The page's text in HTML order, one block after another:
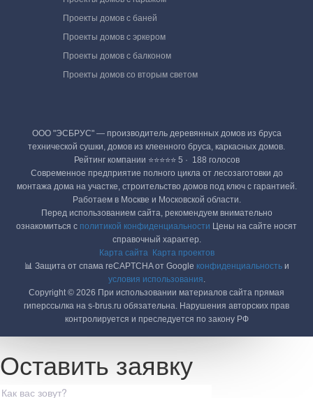
Проекты домов с баней
Проекты домов с эркером
Проекты домов с балконом
Проекты домов со вторым светом
ООО "ЭСБРУС" — производитель деревянных домов из бруса
технической сушки, домов из клеенного бруса, каркасных домов.
Рейтинг компании ⭐⭐⭐⭐⭐ 5 · ‎ 188 голосов
Современное предприятие полного цикла от лесозаготовки до
монтажа дома на участке, строительство домов под ключ с гарантией.
Работаем в Москве и Московской области.
Перед использованием сайта, рекомендуем внимательно
ознакомиться с политикой конфиденциальности Цены на сайте носят
справочный характер.
Карта сайта
Карта проектов
📊 Защита от спама reCAPTCHA от Google конфиденциальностьи
условия использования.
Copyright © 2026 При использовании материалов сайта прямая
гиперссылка на s-brus.ru обязательна. Нарушения авторских прав
контролируется и преследуется по закону РФ
Оставить заявку